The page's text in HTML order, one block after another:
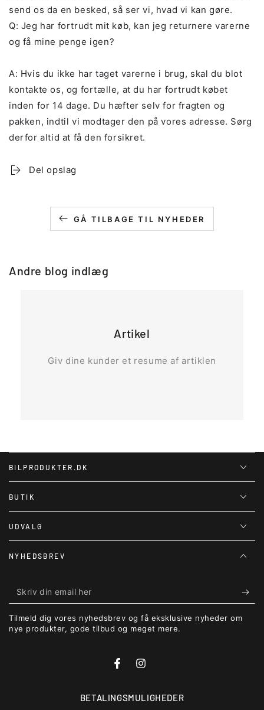
send os da en besked, så ser vi, hvad vi kan gøre.
Q: Jeg har fortrudt mit køb, kan jeg returnere varerne
og få mine penge igen?
A: Hvis du ikke har taget varerne i brug, skal du blot
kontakte os, og fortælle, at du har fortrudt købet
inden for 14 dage. Du hæfter selv for fragten og
pakken, indtil vi modtager den på vores adresse. Sørg
derfor altid at få den forsikret.
Del opslag
GÅ TILBAGE TIL NYHEDER
Andre blog indlæg
Artikel
Giv dine kunder et resume af artiklen
BILPRODUKTER.DK
BUTIK
UDVALG
NYHEDSBREV
Skriv
din
email
Tilmeld dig vores nyhedsbrev og få eksklusive nyheder om
nye produkter, gode tilbud og meget mere.
FacebookInstagram
BETALINGSMULIGHEDER